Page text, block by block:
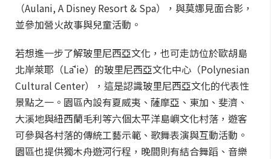
（Aulani, A Disney Resort & Spa），與莫娜見面合影，
並參加營火故事與兒童活動。
若想進一步了解玻里尼西亞文化，也可走訪位於歐胡島
北岸萊耶（Lāʻie）的玻里尼西亞文化中心（Polynesian
Cultural Center），這是認識玻里尼西亞文化的代表性
景點之一。園區內設有夏威夷、薩摩亞、東加、斐濟、
大溪地與紐西蘭毛利等六個太平洋島嶼文化村落，遊客
可參與各村落的傳統工藝示範、歌舞表演與互動活動。
園區也提供獨木舟遊河行程，晚間則有結合舞蹈、音樂